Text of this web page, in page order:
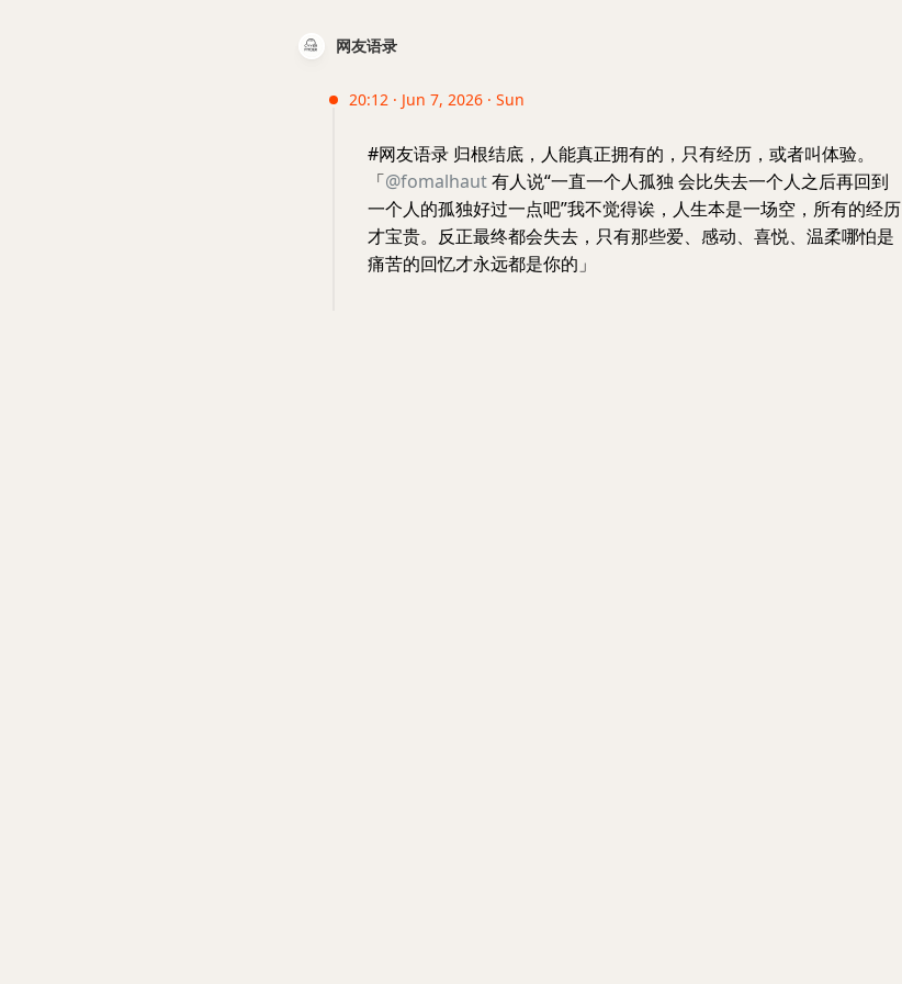
网友语录
20:12 · Jun 7, 2026 · Sun
#网友语录 归根结底，人能真正拥有的，只有经历，或者叫体验。
「@fomalhaut有人说“一直一个人孤独 会比失去一个人之后再回到
一个人的孤独好过一点吧”我不觉得诶，人生本是一场空，所有的经历
才宝贵。反正最终都会失去，只有那些爱、感动、喜悦、温柔哪怕是
痛苦的回忆才永远都是你的」